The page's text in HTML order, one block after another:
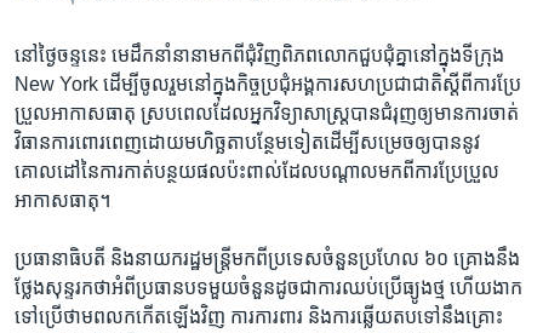
ស្វែង​
រក
នៅ​ថ្ងៃ​ចន្ទ​នេះ មេដឹកនាំ​នានា​មក​ពី​ជុំវិញ​ពិភពលោក​ជួបជុំ​គ្នា​នៅ​ក្នុង​ទីក្រុង
New York ដើម្បី​ចូលរួម​នៅ​ក្នុង​កិច្ច​ប្រជុំ​អង្គការ​សហប្រជាជាតិ​ស្ដីពី​ការ​ប្រែ
ប្រួល​អាកាសធាតុ ស្រប​ពេល​ដែល​អ្នក​វិទ្យាសាស្ត្រ​បាន​ជំរុញ​ឲ្យ​មាន​ការ​ចាត់
វិធានការ​ពោរពេញ​ដោយ​មហិច្ឆតា​បន្ថែម​ទៀត​ដើម្បី​សម្រេច​ឲ្យ​បាន​នូវ​
គោលដៅ​នៃ​ការ​កាត់​បន្ថយ​ផល​ប៉ះពាល់​ដែល​បណ្ដាល​មក​ពី​ការ​ប្រែប្រួល​
អាកាសធាតុ។
ប្រធានាធិបតី និង​នាយករដ្ឋមន្ត្រី​មក​ពី​ប្រទេស​ចំនួន​ប្រហែល ៦០ គ្រោង​នឹង​
ថ្លែង​សុន្ទរកថា​អំពី​ប្រធានបទ​មួយ​ចំនួន​ដូចជា​ការ​ឈប់​ប្រើ​ធ្យូង​ថ្ម ហើយ​ងាក​
ទៅ​ប្រើ​ថាមពល​កកើត​ឡើង​វិញ ការ​ការពារ និង​ការ​ឆ្លើយតប​ទៅ​នឹង​គ្រោះ​